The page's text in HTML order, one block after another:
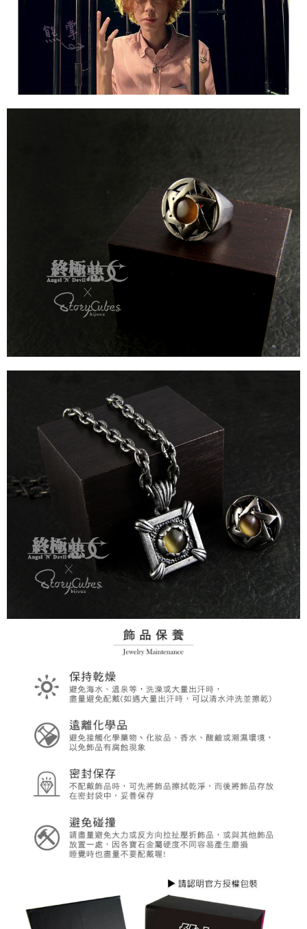
請求用戶進行身份認證。
５．嚴禁一人註冊多個帳號或使用他人資訊註冊。若發現惡意使用之情形，
恩沛科技股份有限公司將有權停止該用戶之使用額度並採取法律行動。
每筆NT$90
國家/地區配送 查看運費